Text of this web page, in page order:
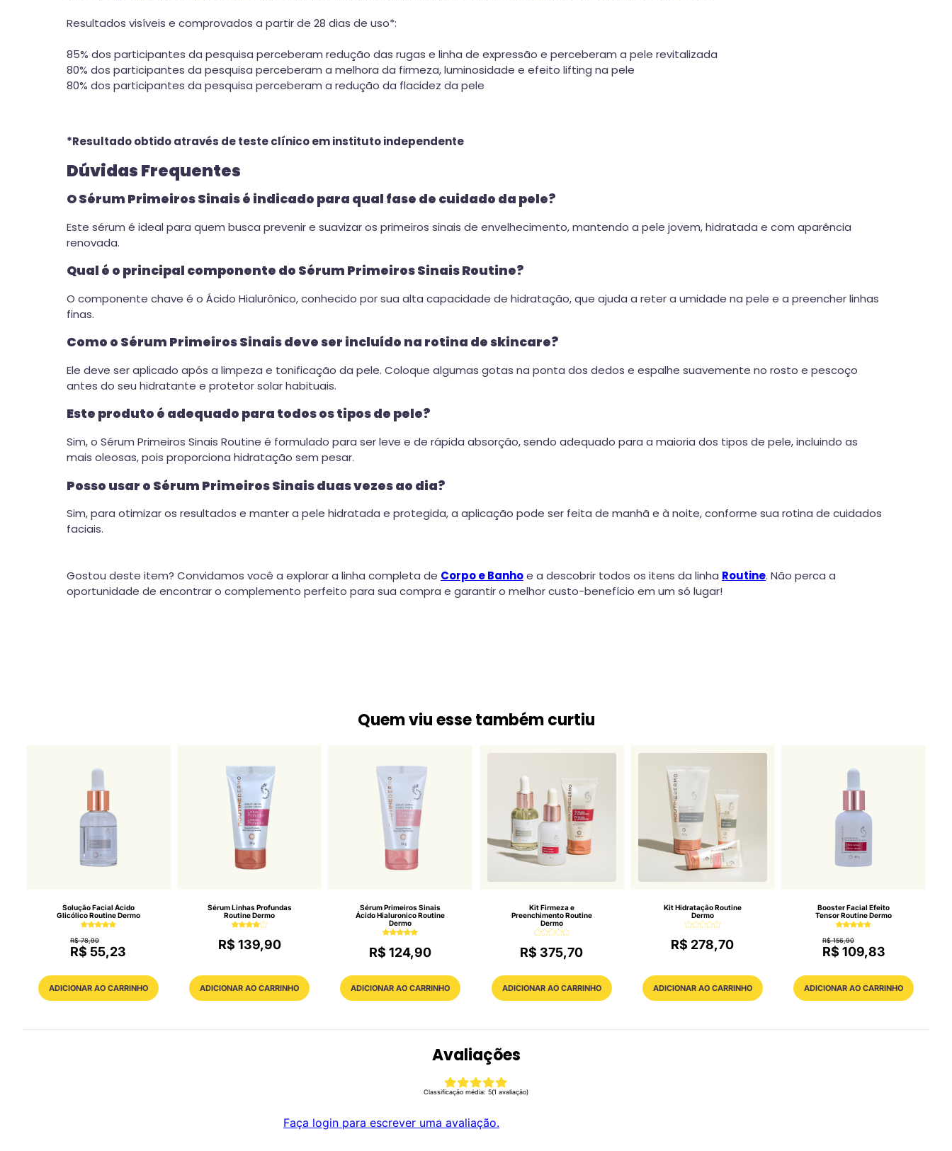
Resultados visíveis e comprovados a partir de 28 dias de uso*:
85% dos participantes da pesquisa perceberam redução das rugas e linha de expressão e perceberam a pele revitalizada
80% dos participantes da pesquisa perceberam a melhora da firmeza, luminosidade e efeito lifting na pele
80% dos participantes da pesquisa perceberam a redução da flacidez da pele
*Resultado obtido através de teste clínico em instituto independente
Dúvidas Frequentes
O Sérum Primeiros Sinais é indicado para qual fase de cuidado da pele?
Este sérum é ideal para quem busca prevenir e suavizar os primeiros sinais de envelhecimento, mantendo a pele jovem, hidratada e com aparência
renovada.
Qual é o principal componente do Sérum Primeiros Sinais Routine?
O componente chave é o Ácido Hialurônico, conhecido por sua alta capacidade de hidratação, que ajuda a reter a umidade na pele e a preencher linhas
finas.
Como o Sérum Primeiros Sinais deve ser incluído na rotina de skincare?
Ele deve ser aplicado após a limpeza e tonificação da pele. Coloque algumas gotas na ponta dos dedos e espalhe suavemente no rosto e pescoço
antes do seu hidratante e protetor solar habituais.
Este produto é adequado para todos os tipos de pele?
Sim, o Sérum Primeiros Sinais Routine é formulado para ser leve e de rápida absorção, sendo adequado para a maioria dos tipos de pele, incluindo as
mais oleosas, pois proporciona hidratação sem pesar.
Posso usar o Sérum Primeiros Sinais duas vezes ao dia?
Sim, para otimizar os resultados e manter a pele hidratada e protegida, a aplicação pode ser feita de manhã e à noite, conforme sua rotina de cuidados
faciais.
Gostou deste item? Convidamos você a explorar a linha completa de Corpo e Banhoe a descobrir todos os itens da linha Routine. Não perca a
oportunidade de encontrar o complemento perfeito para sua compra e garantir o melhor custo-benefício em um só lugar!
Quem viu esse também curtiu
Solução Facial Ácido
Glicólico Routine Dermo
R$ 78,90
R$ 55,23
ADICIONAR AO CARRINHO
Sérum Linhas Profundas
Routine Dermo
R$ 139,90
ADICIONAR AO CARRINHO
Sérum Primeiros Sinais
Ácido Hialuronico Routine
Dermo
R$ 124,90
ADICIONAR AO CARRINHO
Kit Firmeza e
Preenchimento Routine
Dermo
R$ 375,70
ADICIONAR AO CARRINHO
Kit Hidratação Routine
Dermo
R$ 278,70
ADICIONAR AO CARRINHO
Booster Facial Efeito
Tensor Routine Dermo
R$ 156,90
R$ 109,83
ADICIONAR AO CARRINHO
Avaliações
Classificação média: 5(1 avaliação)
Faça login para escrever uma avaliação.